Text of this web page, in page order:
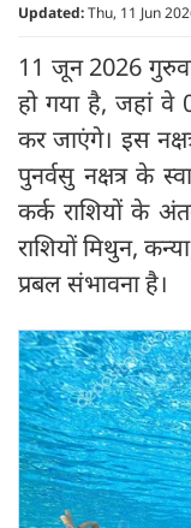
Updated:Thu, 11 Jun
11 जून 2026
हो गया है, जहां
कर जाएंगे। इस
पुनर्वसु नक्षत्र के
कर्क राशियों के
राशियों मिथुन,
प्रबल संभावना है।